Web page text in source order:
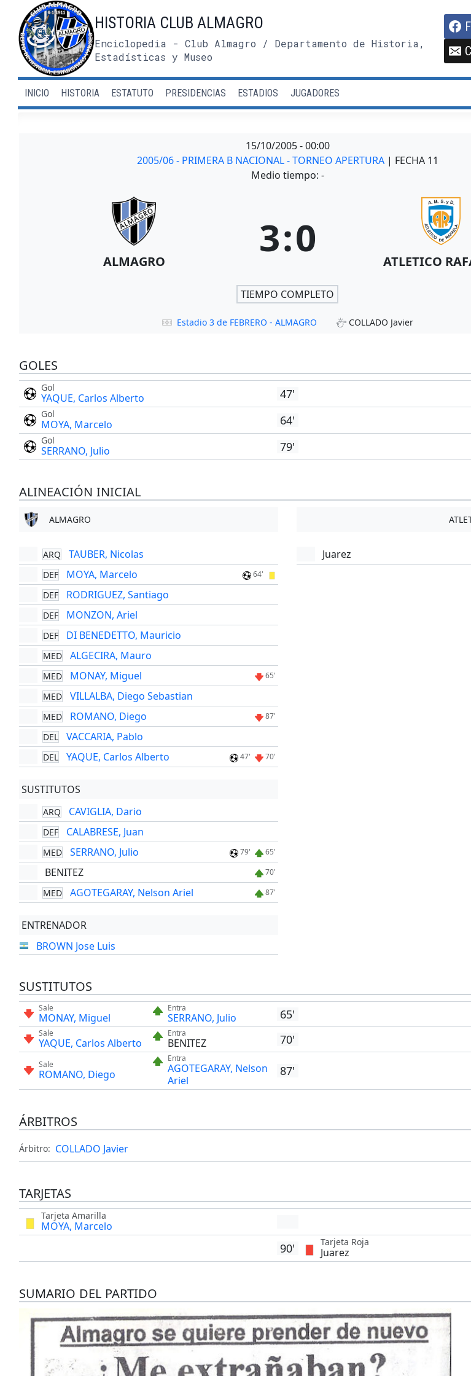
contenido
HISTORIA CLUB ALMAGRO
Enciclopedia - Club Almagro / Departamento de Historia,
Estadísticas y Museo
INICIO HISTORIA ESTATUTO PRESIDENCIAS ESTADIOS JUGADORES
15/10/2005-00:00
2005/06 - PRIMERA B NACIONAL - TORNEO APERTURA | FECHA 11
Medio tiempo: -
ALMAGRO 3:0 ATLETICO
TIEMPO COMPLETO
Estadio 3 de FEBRERO - ALMAGRO COLLADO Javier
GOLES
Gol
YAQUE, Carlos Alberto 47'
Gol
MOYA, Marcelo 64'
Gol
SERRANO, Julio 79'
ALINEACIÓN INICIAL
ALMAGRO
ARQ TAUBER, Nicolas
DEF MOYA, Marcelo 64'
DEF RODRIGUEZ, Santiago
DEF MONZON, Ariel
DEF DI BENEDETTO, Mauricio
MED ALGECIRA, Mauro
MED MONAY, Miguel 65'
MED VILLALBA, Diego Sebastian
MED ROMANO, Diego 87'
DEL VACCARIA, Pablo
DEL YAQUE, Carlos Alberto 47' 70'
SUSTITUTOS
ARQ CAVIGLIA, Dario
DEF CALABRESE, Juan
MED SERRANO, Julio 79' 65'
BENITEZ 70'
MED AGOTEGARAY, Nelson Ariel 87'
ENTRENADOR
BROWN Jose Luis
Juarez
SUSTITUTOS
Sale
MONAY, Miguel
Entra
SERRANO, Julio 65'
Sale
YAQUE, Carlos Alberto
Entra
BENITEZ 70'
Sale
ROMANO, Diego
Entra
AGOTEGARAY, Nelson
Ariel
87'
ÁRBITROS
Árbitro: COLLADO Javier
TARJETAS
Tarjeta Amarilla
MOYA, Marcelo
90' Tarjeta Roja
Juarez
SUMARIO DEL PARTIDO